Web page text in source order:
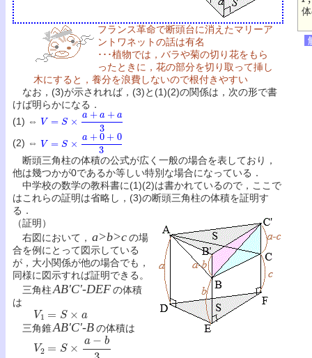
フランス革命で断頭台に消えたマリーア
ントワネットの話は有名
･･･植物では，バラや菊の切り花をもら
ったときに，花の部分を切り取って挿し
木にすると，養分を浪費しないので根付きやすい
なお，(3)が示されれば，(3)と(1)(2)の関係は，次の形で書
けば明らかになる．
(1) ⇔ V= ×a +a3
(2) ⇔ V= ×a +03
断頭三角柱の体積の公式が広く一般の場合を表しており，
他は幾つかが0であるか等しい特別な場合になっている．
中学校の数学の教科書に(1)(2)は書かれているので，ここで
はこれらの証明は省略し，(3)の断頭三角柱の体積を証明す
る．
（証明）
右図において， a>b>cの場
合を例にとって図示している
が，大小関係が他の場合でも，
同様に図示すれば証明できる。
三角柱AB'C'-DEFの体積
は
V1 ×
三角錐AB'C'-Bの体積は
V2 × b3